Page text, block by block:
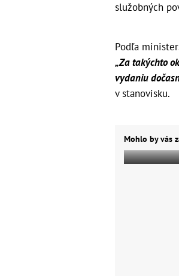
služobných
Podľa
„Za takýchto
vydaniu
v stanovisku.
Mohlo by vás